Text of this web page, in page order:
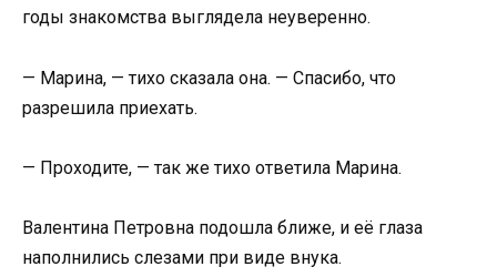
годы знакомства выглядела неуверенно.
— Марина, — тихо сказала она. — Спасибо, что
разрешила приехать.
— Проходите, — так же тихо ответила Марина.
Валентина Петровна подошла ближе, и её глаза
наполнились слезами при виде внука.